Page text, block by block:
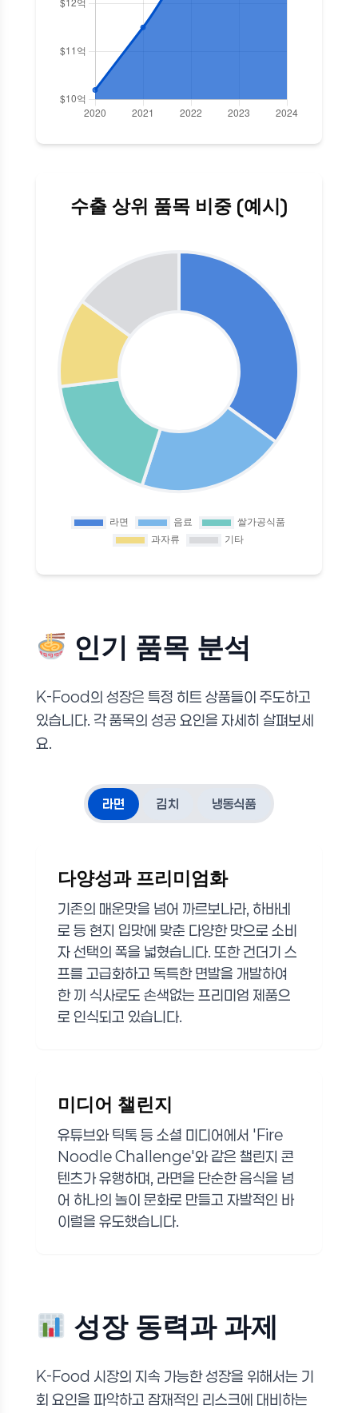
수출 상위 품목 비중 (예시)
인기 품목 분석
K-Food의 성장은 특정 히트 상품들이 주도하고
있습니다. 각 품목의 성공 요인을 자세히 살펴보세
요.
라면 김치 냉동식품
다양성과 프리미엄화
기존의 매운맛을 넘어 까르보나라, 하바네
로 등 현지 입맛에 맞춘 다양한 맛으로 소비
자 선택의 폭을 넓혔습니다. 또한 건더기 스
프를 고급화하고 독특한 면발을 개발하여
한 끼 식사로도 손색없는 프리미엄 제품으
로 인식되고 있습니다.
미디어 챌린지
유튜브와 틱톡 등 소셜 미디어에서 'Fire
Noodle Challenge'와 같은 챌린지 콘
텐츠가 유행하며, 라면을 단순한 음식을 넘
어 하나의 놀이 문화로 만들고 자발적인 바
이럴을 유도했습니다.
성장 동력과 과제
K-Food 시장의 지속 가능한 성장을 위해서는 기
회 요인을 파악하고 잠재적인 리스크에 대비하는